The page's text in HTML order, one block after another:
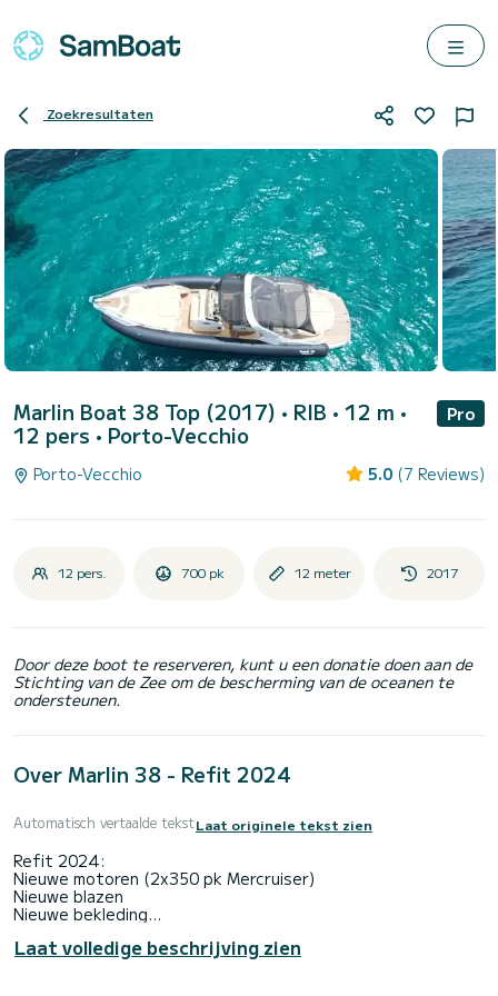
Zoekresultaten
Marlin Boat 38 Top (2017) • RIB • 12 m •
12 pers • Porto-Vecchio
Pro
Porto-Vecchio 5.0 (7 Reviews)
12 pers. 700 pk 12 meter 2017
Door deze boot te reserveren, kunt u een donatie doen aan de
Stichting van de Zee om de bescherming van de oceanen te
ondersteunen.
Over Marlin 38 - Refit 2024
Automatisch vertaalde tekstLaat originele tekst zien
Refit 2024:
Nieuwe motoren (2x350 pk Mercruiser)
Nieuwe blazen
Nieuwe bekleding
behouden blijven)
Radio 6 luidsprekers + subwoofer + versterker
Laat volledige beschrijving zien